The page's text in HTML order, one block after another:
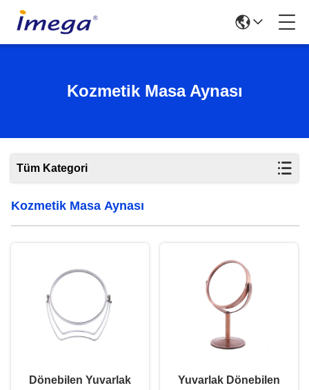
Kozmetik Masa Aynası
Tüm Kategori
Kozmetik Masa Aynası
Dönebilen Yuvarlak
Yuvarlak Dönebilen